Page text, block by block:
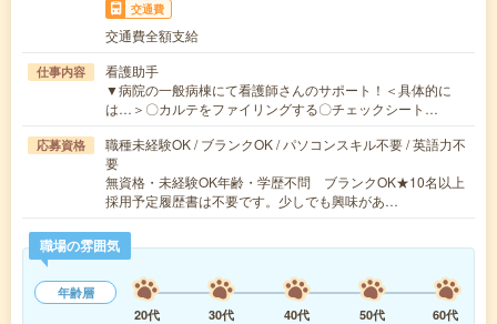
交通費
交通費全額支給
仕事内容
看護助手
▼病院の一般病棟にて看護師さんのサポート！＜具体的に
は…＞〇カルテをファイリングする〇チェックシート…
応募資格
職種未経験OK / ブランクOK / パソコンスキル不要 / 英語力不
要
無資格・未経験OK年齢・学歴不問 ブランクOK★10名以上
採用予定履歴書は不要です。少しでも興味があ…
職場の雰囲気
年齢層
20代
30代 40代 50代
60代